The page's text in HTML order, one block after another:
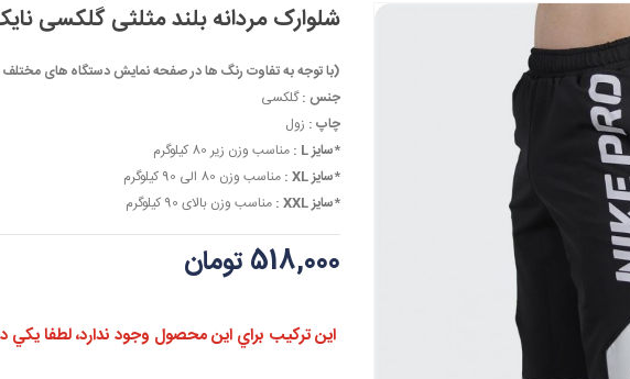
شلوارک مردانه بلند مثلثی گلکسی نایک پرو
(با توجه به تفاوت رنگ ها در صفحه نمایش دستگاه های مختلف ، ممکن است رنگ
جنس :گلکسی
چاپ : زول
*سایز L :
مناسب وزن زیر 80 کیلوگرم
*سایز XL :
مناسب وزن 80 الی 90 کیلوگرم
*سایز XXL :
مناسب وزن بالای 90 کیلوگرم
518,000 تومان
اين تركيب براي اين محصول وجود ندارد، لطفا يكي